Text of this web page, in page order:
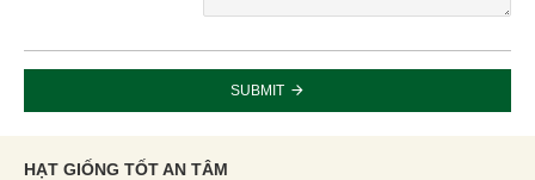
SUBMIT
HẠT GIỐNG TỐT AN TÂM